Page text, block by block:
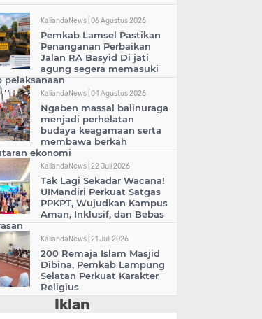
KaliandaNews | 06 Agustus 2026
Pemkab Lamsel Pastikan
Penanganan Perbaikan
Jalan RA Basyid Di jati
agung segera memasuki
pelaksanaan
KaliandaNews | 04 Agustus 2026
Ngaben massal balinuraga
menjadi perhelatan
budaya keagamaan serta
membawa berkah
ekonomi
KaliandaNews | 22 Juli 2026
Tak Lagi Sekadar Wacana!
UIMandiri Perkuat Satgas
PPKPT, Wujudkan Kampus
Aman, Inklusif, dan Bebas
KaliandaNews | 21 Juli 2026
200 Remaja Islam Masjid
Dibina, Pemkab Lampung
Selatan Perkuat Karakter
Religius
Iklan